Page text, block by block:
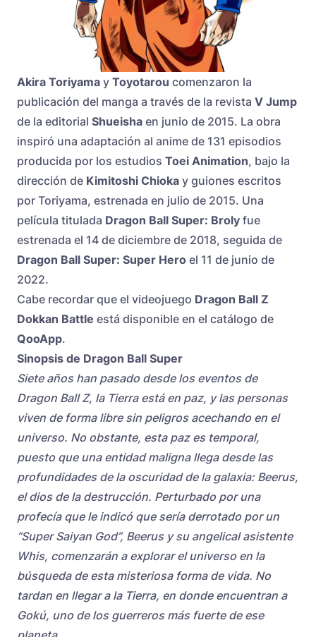
Akira Toriyama y Toyotarou comenzaron la
publicación del manga a través de la revista V Jump
de la editorial Shueisha en junio de 2015. La obra
inspiró una adaptación al anime de 131 episodios
producida por los estudios Toei Animation, bajo la
dirección de Kimitoshi Chioka y guiones escritos
por Toriyama, estrenada en julio de 2015. Una
película titulada Dragon Ball Super: Broly fue
estrenada el 14 de diciembre de 2018, seguida de
Dragon Ball Super: Super Hero el 11 de junio de
2022.
Cabe recordar que el videojuego Dragon Ball Z
Dokkan Battle está disponible en el catálogo de
QooApp.
Sinopsis de Dragon Ball Super
Siete años han pasado desde los eventos de
Dragon Ball Z, la Tierra está en paz, y las personas
viven de forma libre sin peligros acechando en el
universo. No obstante, esta paz es temporal,
puesto que una entidad maligna llega desde las
profundidades de la oscuridad de la galaxia: Beerus,
el dios de la destrucción. Perturbado por una
profecía que le indicó que sería derrotado por un
“Super Saiyan God”, Beerus y su angelical asistente
Whis, comenzarán a explorar el universo en la
búsqueda de esta misteriosa forma de vida. No
tardan en llegar a la Tierra, en donde encuentran a
Gokú, uno de los guerreros más fuerte de ese